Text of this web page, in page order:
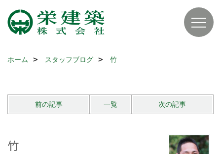
ホーム スタッフブログ 竹
前の記事 一覧 次の記事
竹